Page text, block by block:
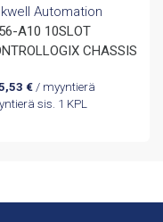
Automation
A10 10SLOT
CHASSIS
€/ myyntierä
sis. 1 KPL